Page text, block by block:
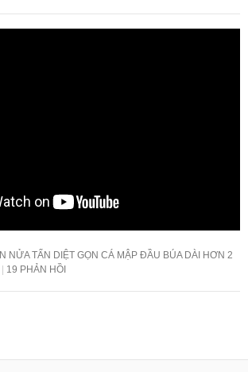
NỬA TẤN DIỆT GỌN CÁ MẬP ĐẦU BÚA DÀI HƠN 2
19 PHẢN HỒI